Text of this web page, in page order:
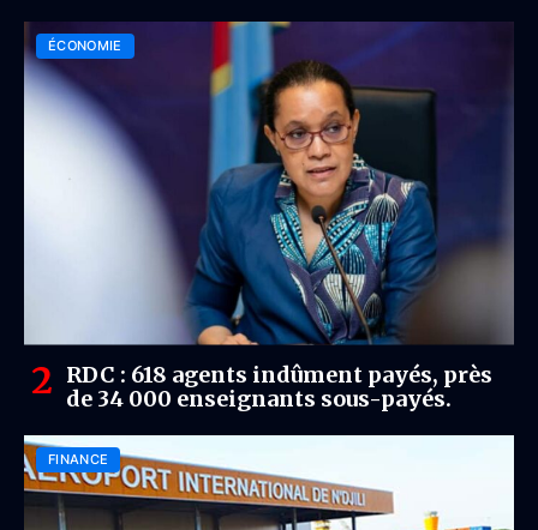
ÉCONOMIE
RDC : 618 agents indûment payés, près
de 34 000 enseignants sous-payés.
FINANCE